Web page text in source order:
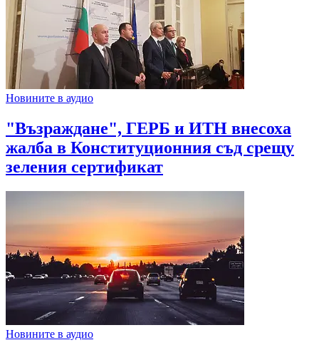
Новините в аудио
"Възраждане", ГЕРБ и ИТН внесоха
жалба в Конституционния съд срещу
зеления сертификат
Новините в аудио